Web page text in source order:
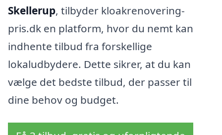
Skellerup, tilbyder kloakrenovering-
pris.dk en platform, hvor du nemt kan
indhente tilbud fra forskellige
lokaludbydere. Dette sikrer, at du kan
vælge det bedste tilbud, der passer til
dine behov og budget.